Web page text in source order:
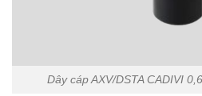
Dây cáp AXV/DSTA CADIVI